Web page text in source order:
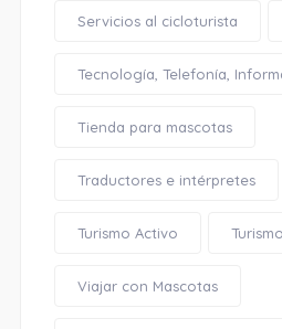
Servicios al cicloturista
Tecnología, Telefonía,
Tienda para mascotas
Traductores e intérpretes
Turismo Activo
Viajar con Mascotas